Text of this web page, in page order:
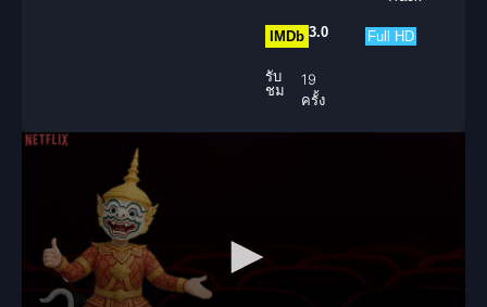
IMDb 3.0 Full HD
รับ
ชม
19
ครั้ง